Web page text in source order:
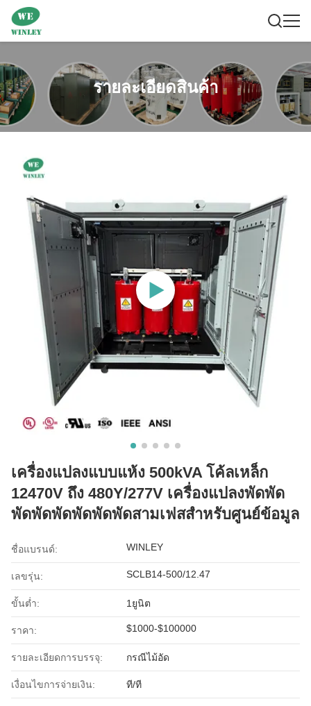
รายละเอียดสินค้า
เครื่องแปลงแบบแห้ง 500kVA โค้ลเหล็ก
12470V ถึง 480Y/277V เครื่องแปลงพัดพัด
พัดพัดพัดพัดพัดพัดสามเฟสสําหรับศูนย์ข้อมูล
ชื่อแบรนด์: WINLEY
เลขรุ่น: SCLB14-500/12.47
ขั้นต่ำ: 1ยูนิต
ราคา: $1000-$100000
รายละเอียดการบรรจุ: กรณีไม้อัด
เงื่อนไขการจ่ายเงิน: ที/ที